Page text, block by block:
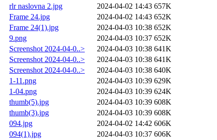
rlr naslovna 2.jpg
2024-04-02 14:43 657K
Frame 24.jpg
2024-04-02 14:43 652K
Frame 24(1).jpg
2024-04-03 10:38 652K
9.png
2024-04-03 10:37 652K
Screenshot 2024-04-0..>
2024-04-03 10:38 641K
Screenshot 2024-04-0..>
2024-04-03 10:38 641K
Screenshot 2024-04-0..>
2024-04-03 10:38 640K
1-11.png
2024-04-03 10:39 629K
1-04.png
2024-04-03 10:39 624K
thumb(5).jpg
2024-04-03 10:39 608K
thumb(3).jpg
2024-04-03 10:39 608K
094.jpg
2024-04-02 14:42 606K
094(1).jpg
2024-04-03 10:37 606K